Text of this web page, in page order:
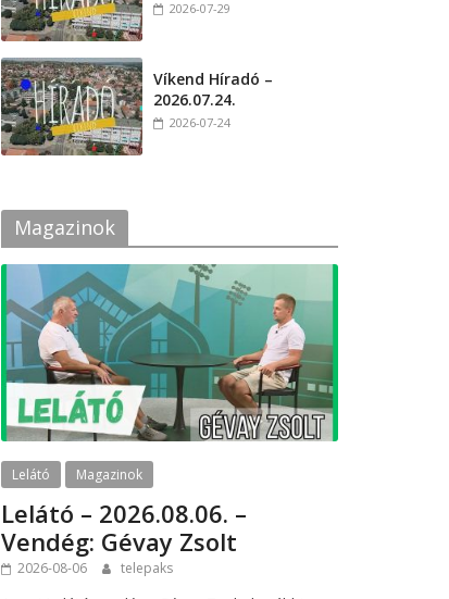
2026-07-29
Víkend Híradó –
2026.07.24.
2026-07-24
Magazinok
Lelátó Magazinok
Lelátó – 2026.08.06. –
Vendég: Gévay Zsolt
2026-08-06 telepaks